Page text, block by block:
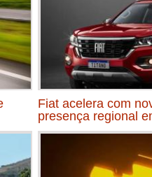
Fiat acelera com
presença regional